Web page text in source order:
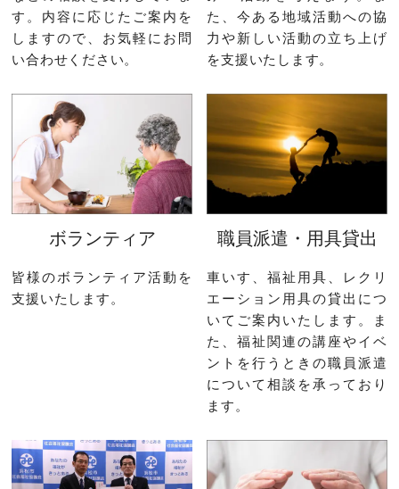
す。内容に応じたご案内を
しますので、お気軽にお問
い合わせください。
た、今ある地域活動への協
力や新しい活動の立ち上げ
を支援いたします。
ボランティア
皆様のボランティア活動を
支援いたします。
職員派遣・用具貸出
車いす、福祉用具、レクリ
エーション用具の貸出につ
いてご案内いたします。ま
た、福祉関連の講座やイベ
ントを行うときの職員派遣
について相談を承っており
ます。